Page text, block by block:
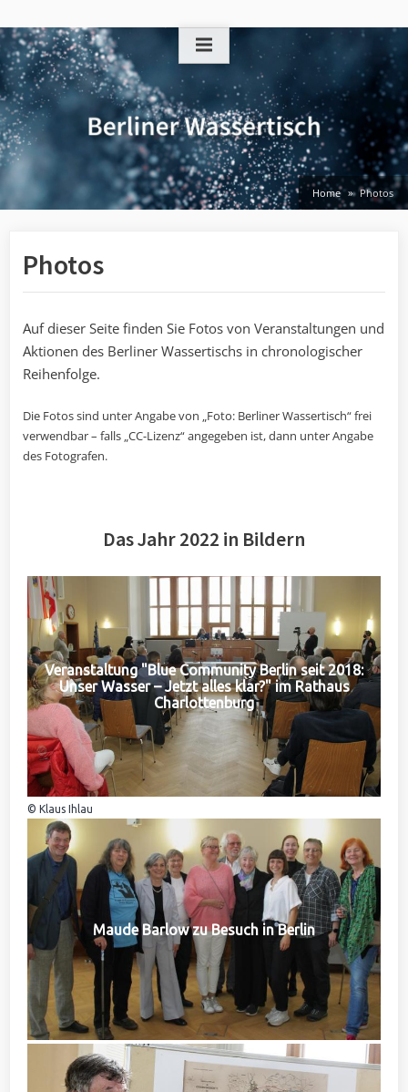
to
content
Home Photos
Photos
Auf dieser Seite finden Sie Fotos von Veranstaltungen und
Aktionen des Berliner Wassertischs in chronologischer
Reihenfolge.
Die Fotos sind unter Angabe von „Foto: Berliner Wassertisch“ frei
verwendbar – falls „CC-Lizenz“ angegeben ist, dann unter Angabe
des Fotografen.
Das Jahr 2022 in Bildern
Veranstaltung "Blue Community Berlin seit 2018:
Unser Wasser – Jetzt alles klar?" im Rathaus
Charlottenburg
© Klaus Ihlau
Maude Barlow zu Besuch in Berlin